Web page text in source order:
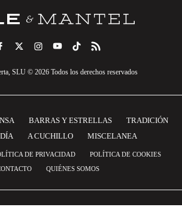
SLU © 2026 Todos los derechos reservados
BARRAS Y ESTRELLAS
TRADICIÓN
A CUCHILLO MISCELANEA
DE PRIVACIDAD
POLÍTICA DE COOKIES
QUIÉNES SOMOS